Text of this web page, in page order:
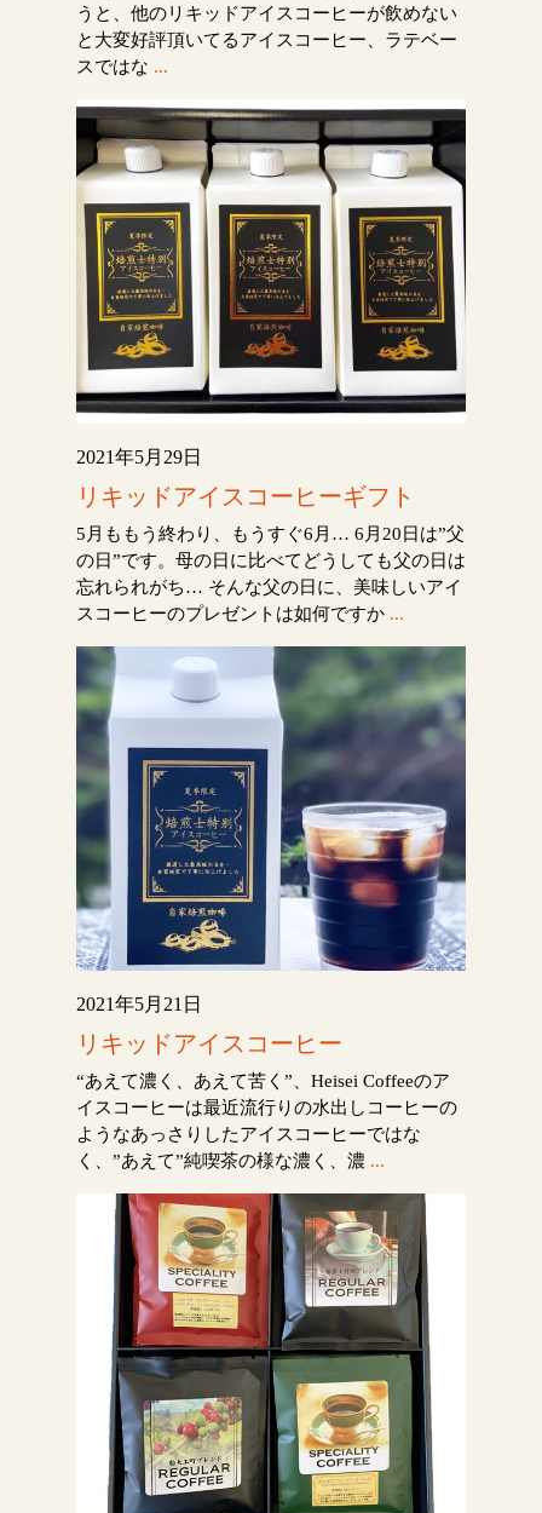
うと、他のリキッドアイスコーヒーが飲めない
と大変好評頂いてるアイスコーヒー、ラテベー
スではな ...
2021年5月29日
リキッドアイスコーヒーギフト
5月ももう終わり、もうすぐ6月… 6月20日は”父
の日”です。母の日に比べてどうしても父の日は
忘れられがち… そんな父の日に、美味しいアイ
スコーヒーのプレゼントは如何ですか ...
2021年5月21日
リキッドアイスコーヒー
“あえて濃く、あえて苦く”、Heisei Coffeeのア
イスコーヒーは最近流行りの水出しコーヒーの
ようなあっさりしたアイスコーヒーではな
く、”あえて”純喫茶の様な濃く、濃 ...